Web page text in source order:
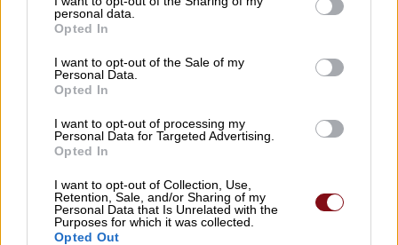
personal data.
Opted In
I want to opt-out of the Sale of my
Personal Data.
Opted In
I want to opt-out of processing my
Personal Data for Targeted Advertising.
Opted In
I want to opt-out of Collection, Use,
Retention, Sale, and/or Sharing of my
Personal Data that Is Unrelated with the
Purposes for which it was collected.
Opted Out
▌ΤΕΛΕΥΤΑΙΑ ΝΕΑ